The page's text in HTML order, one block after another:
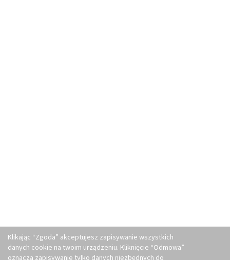
Klikając “Zgoda” akceptujesz zapisywanie wszystkich
danych cookie na twoim urządzeniu. Kliknięcie “Odmowa”
oznacza zapisywanie tylko danych niezbędnych do